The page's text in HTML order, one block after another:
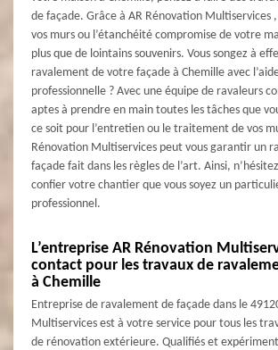
de façade. Grâce à AR Rénovation Multiservices
vos murs ou l’étanchéité compromise de votre
plus que de lointains souvenirs. Vous songez à
ravalement de votre façade à Chemille avec
professionnelle ? Avec une équipe de ravaleurs
aptes à prendre en main toutes les tâches que
ce soit pour l’entretien ou le traitement de vos
Rénovation Multiservices peut vous garantir un
façade fait dans les règles de l’art. Ainsi,
confier votre chantier que vous soyez un
professionnel.
L’entreprise AR Rénovation
contact pour les travaux de
à Chemille
Entreprise de ravalement de façade dans le
Multiservices est à votre service pour tous les
de rénovation extérieure. Qualifiés et